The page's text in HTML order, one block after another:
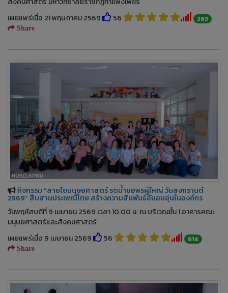
เผยแพร่เมื่อ 21 พฤษภาคม 2569
56 263
Share
กิจกรรม “สายใยมนุษยศาสตร์ รดน้ำขอพรผู้ใหญ่ วันสงกรานต์
2569” สืบสานประเพณีไทย สร้างความสัมพันธ์อันอบอุ่นในองค์กร
วันพฤหัสบดีที่ 9 เมษายน 2569 เวลา 10.00 น. ณ บริเวณชั้น 1 อาคารคณะ
มนุษยศาสตร์และสังคมศาสตร์
เผยแพร่เมื่อ 9 เมษายน 2569
56 614
Share